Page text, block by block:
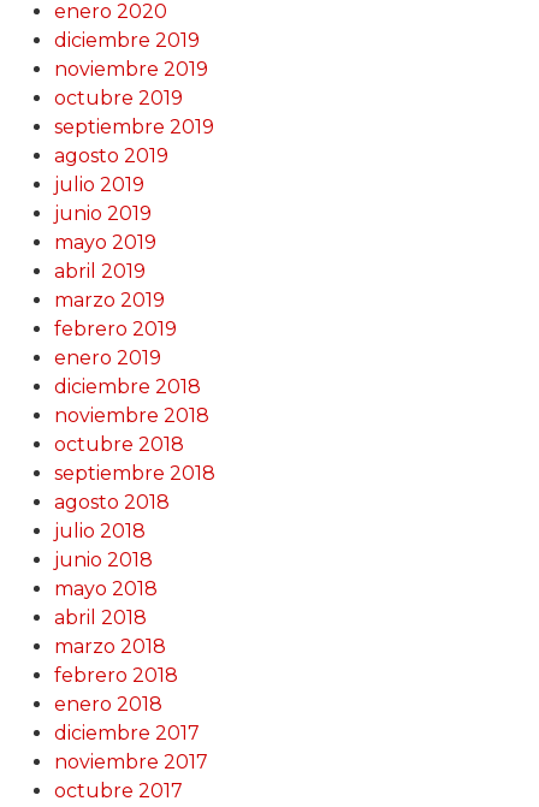
enero 2020
diciembre 2019
noviembre 2019
octubre 2019
septiembre 2019
agosto 2019
julio 2019
junio 2019
mayo 2019
abril 2019
marzo 2019
febrero 2019
enero 2019
diciembre 2018
noviembre 2018
octubre 2018
septiembre 2018
agosto 2018
julio 2018
junio 2018
mayo 2018
abril 2018
marzo 2018
febrero 2018
enero 2018
diciembre 2017
noviembre 2017
octubre 2017